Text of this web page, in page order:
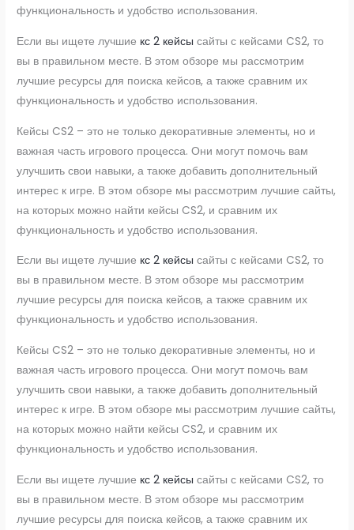
функциональность и удобство использования.
Если вы ищете лучшие кс 2 кейсы сайты с кейсами CS2, то
вы в правильном месте. В этом обзоре мы рассмотрим
лучшие ресурсы для поиска кейсов, а также сравним их
функциональность и удобство использования.
Кейсы CS2 – это не только декоративные элементы, но и
важная часть игрового процесса. Они могут помочь вам
улучшить свои навыки, а также добавить дополнительный
интерес к игре. В этом обзоре мы рассмотрим лучшие сайты,
на которых можно найти кейсы CS2, и сравним их
функциональность и удобство использования.
Если вы ищете лучшие кс 2 кейсы сайты с кейсами CS2, то
вы в правильном месте. В этом обзоре мы рассмотрим
лучшие ресурсы для поиска кейсов, а также сравним их
функциональность и удобство использования.
Кейсы CS2 – это не только декоративные элементы, но и
важная часть игрового процесса. Они могут помочь вам
улучшить свои навыки, а также добавить дополнительный
интерес к игре. В этом обзоре мы рассмотрим лучшие сайты,
на которых можно найти кейсы CS2, и сравним их
функциональность и удобство использования.
Если вы ищете лучшие кс 2 кейсы сайты с кейсами CS2, то
вы в правильном месте. В этом обзоре мы рассмотрим
лучшие ресурсы для поиска кейсов, а также сравним их